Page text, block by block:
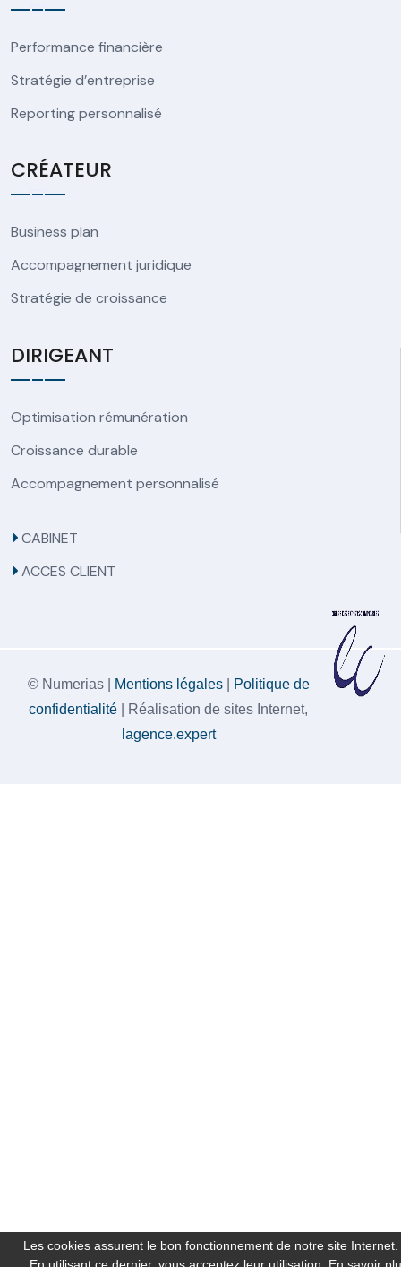
Performance financière
Stratégie d’entreprise
Reporting personnalisé
CRÉATEUR
Business plan
Accompagnement juridique
Stratégie de croissance
DIRIGEANT
Optimisation rémunération
Croissance durable
Accompagnement personnalisé
CABINET
ACCES CLIENT
© Numerias | Mentions légales|
Politique de
confidentialité | Réalisation de sites Internet,
lagence.expert
Les cookies assurent le bon fonctionnement de notre site Internet.